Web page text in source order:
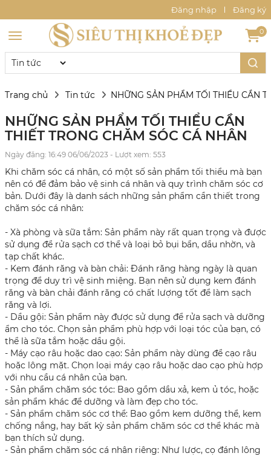
Đăng nhập Đăng ký
0
Trang chủ Tin tức NHỮNG SẢN PHẨM TỐI THIỂU CẦN
NHỮNG SẢN PHẨM TỐI THIỂU CẦN
THIẾT TRONG CHĂM SÓC CÁ NHÂN
Ngày đăng: 16:49 06/06/2023 - Lượt xem: 553
Khi chăm sóc cá nhân, có một số sản phẩm tối thiểu mà bạn
nên có để đảm bảo vệ sinh cá nhân và quy trình chăm sóc cơ
bản. Dưới đây là danh sách những sản phẩm cần thiết trong
chăm sóc cá nhân:
- Xà phòng và sữa tắm: Sản phẩm này rất quan trọng và được
sử dụng để rửa sạch cơ thể và loại bỏ bụi bẩn, dầu nhờn, và
tạp chất khác.
- Kem đánh răng và bàn chải: Đánh răng hàng ngày là quan
trọng để duy trì vệ sinh miệng. Bạn nên sử dụng kem đánh
răng và bàn chải đánh răng có chất lượng tốt để làm sạch
răng và lợi.
- Dầu gội: Sản phẩm này được sử dụng để rửa sạch và dưỡng
ẩm cho tóc. Chọn sản phẩm phù hợp với loại tóc của bạn, có
thể là sữa tắm hoặc dầu gội.
- Máy cạo râu hoặc dao cạo: Sản phẩm này dùng để cạo râu
hoặc lông mặt. Chọn loại máy cạo râu hoặc dao cạo phù hợp
với nhu cầu cá nhân của bạn.
- Sản phẩm chăm sóc tóc: Bao gồm dầu xả, kem ủ tóc, hoặc
sản phẩm khác để dưỡng và làm đẹp cho tóc.
- Sản phẩm chăm sóc cơ thể: Bao gồm kem dưỡng thể, kem
chống nắng, hay bất kỳ sản phẩm chăm sóc cơ thể khác mà
bạn thích sử dụng.
- Sản phẩm chăm sóc cá nhân riêng: Như lược, cọ đánh lông